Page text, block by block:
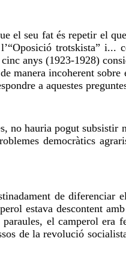
el seu fat és repetir el
trotskista” i...
anys (1923-1928)
manera incoherent
a aquestes
no hauria pogut
democràtics
de diferenciar
estava descontent
el camperol era
de la revolució